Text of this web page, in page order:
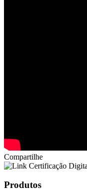
Compartilhe
Produtos